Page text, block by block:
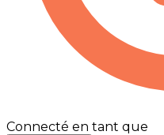
Connecté en tant que